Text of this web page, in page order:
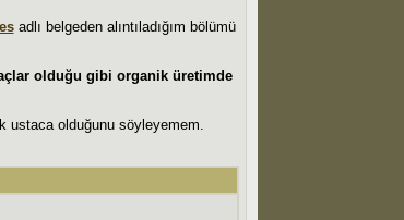
adlı belgeden alıntıladığım bölümü
olduğu gibi organik üretimde
ustaca olduğunu söyleyemem.